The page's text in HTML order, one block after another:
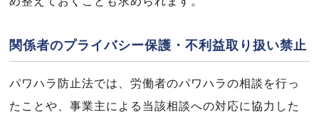
関係者のプライバシー保護・不利益取り扱い禁止
パワハラ防止法では、労働者のパワハラの相談を行っ
たことや、事業主による当該相談への対応に協力した